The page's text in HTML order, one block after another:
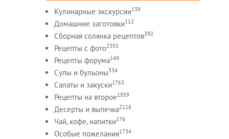
Кулинарные экскурсии139
Домашние заготовки112
Сборная солянка рецептов392
Рецепты c фото2355
Рецепты форума149
Супы и бульоны334
Салаты и закуски1763
Рецепты на второе1859
Десерты и выпечка2116
Чай, кофе, напитки176
Особые пожелания1734